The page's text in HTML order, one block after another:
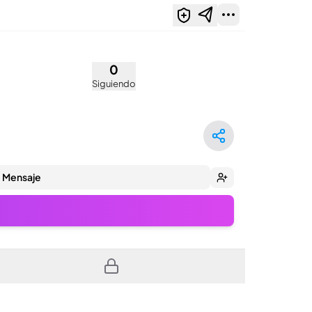
0
Siguiendo
Mensaje